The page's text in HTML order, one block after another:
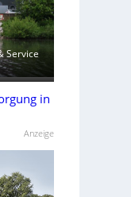
Service
in
Anzeige